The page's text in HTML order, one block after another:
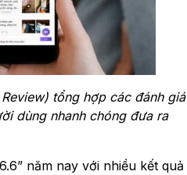
tổng hợp các đánh giá
dùng nhanh chóng đưa ra
năm nay với nhiều kết quả